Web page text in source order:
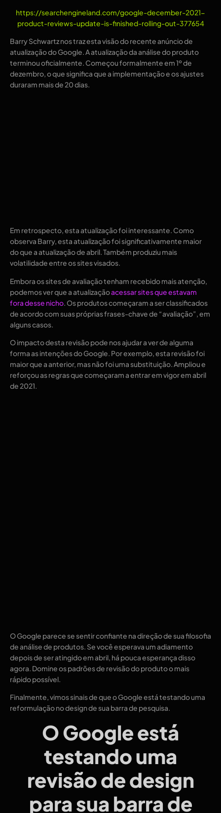
https://searchengineland.com/google-december-2021-
product-reviews-update-is-finished-rolling-out-377654
Barry Schwartz nos traz esta visão do recente anúncio de
atualização do Google. A atualização da análise do produto
terminou oficialmente. Começou formalmente em 1º de
dezembro, o que significa que a implementação e os ajustes
duraram mais de 20 dias.
Em retrospecto, esta atualização foi interessante. Como
observa Barry, esta atualização foi significativamente maior
do que a atualização de abril. Também produziu mais
volatilidade entre os sites visados.
Embora os sites de avaliação tenham recebido mais atenção,
podemos ver que a atualizaçãoacessar sites que estavam
fora desse nicho. Os produtos começaram a ser classificados
de acordo com suas próprias frases-chave de “avaliação”, em
alguns casos.
O impacto desta revisão pode nos ajudar a ver de alguma
forma as intenções do Google. Por exemplo, esta revisão foi
maior que a anterior, mas não foi uma substituição. Ampliou e
reforçou as regras que começaram a entrar em vigor em abril
de 2021.
O Google parece se sentir confiante na direção de sua filosofia
de análise de produtos. Se você esperava um adiamento
depois de ser atingido em abril, há pouca esperança disso
agora. Domine os padrões de revisão do produto o mais
rápido possível.
Finalmente, vimos sinais de que o Google está testando uma
reformulação no design de sua barra de pesquisa.
O Google está
testando uma
revisão de design
para sua barra de